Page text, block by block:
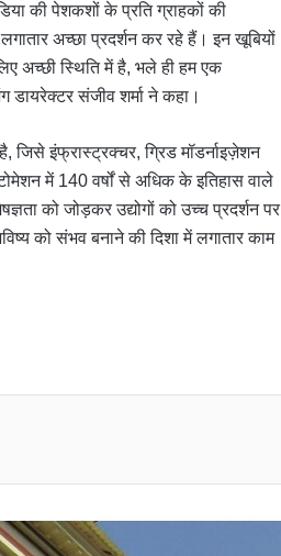
की पेशकशों के प्रति ग्राहकों की
अच्छा प्रदर्शन कर रहे हैं। इन खूबियों
अच्छी स्थिति में है, भले ही हम एक
संजीव शर्मा ने कहा।
इंफ्रास्ट्रक्चर, ग्रिड मॉडर्नाइज़ेशन
में 140 वर्षों से अधिक के इतिहास वाले
को जोड़कर उद्योगों को उच्च प्रदर्शन पर
को संभव बनाने की दिशा में लगातार काम
होमश्योर टाइलएक्स अभियान के माध्यम से ग्राहकों से
के साथ “Denver Intense EDP” लॉन्च